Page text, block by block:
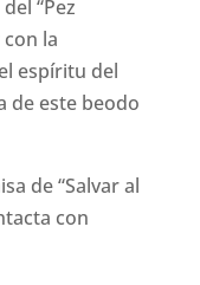
“Pez
la
espíritu del
de este beodo
de “Salvar al
con